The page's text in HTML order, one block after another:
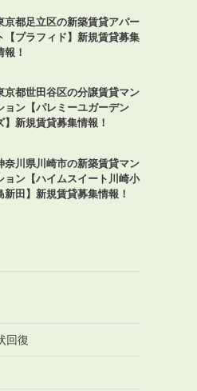
京都足立区の新築賃貸アパー
【プラフィド】新規賃貸募集
報！
京都世田谷区の分譲賃貸マン
ョン【パレミーユガーデン
】新規賃貸募集情報！
奈川県川崎市の新築賃貸マン
ョン【ハイムスイート川崎小
新田】新規賃貸募集情報！
回復